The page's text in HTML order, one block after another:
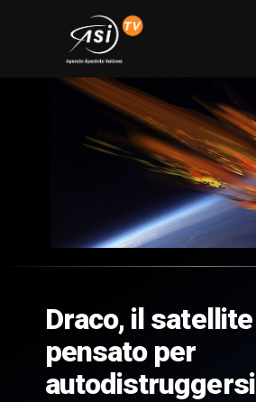
of
59
seconds
Draco, il satellite
pensato per
autodistruggersi